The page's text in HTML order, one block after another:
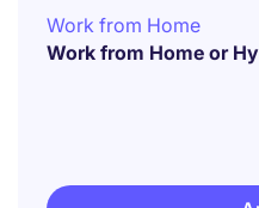
Work from Home
Work from Home or